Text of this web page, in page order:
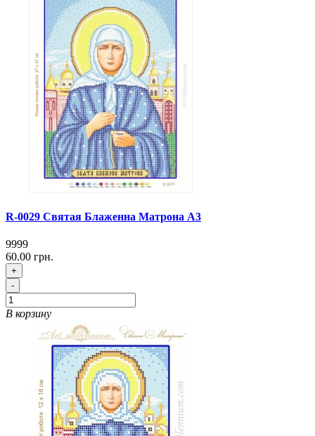
R-0029 Святая Блаженна Матрона А3
9999
60.00 грн.
+
-
В корзину